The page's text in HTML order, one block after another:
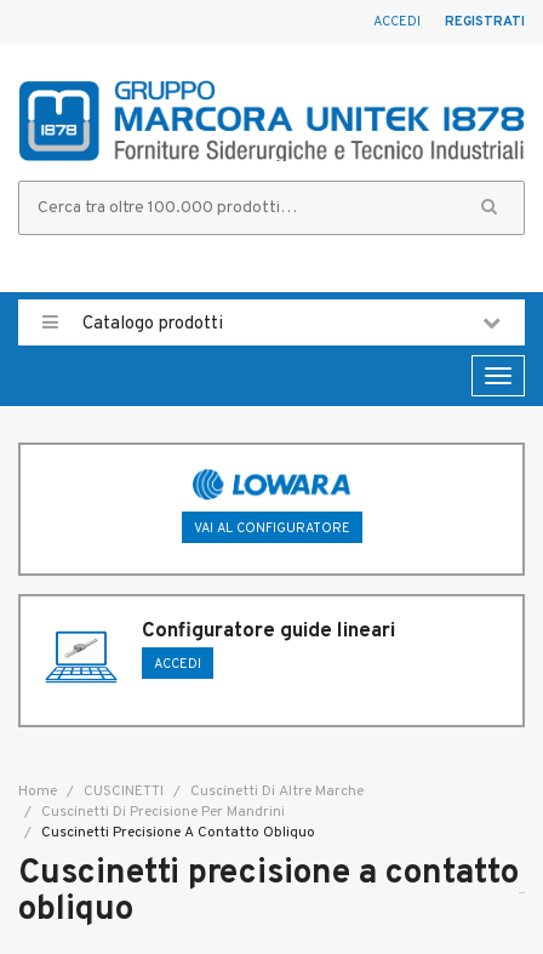
REGISTRATI
ACCEDI
Catalogo prodotti
VAI AL CONFIGURATORE
Configuratore guide lineari
ACCEDI
Home CUSCINETTI
Cuscinetti Di Altre Marche
Cuscinetti Di Precisione Per Mandrini
Cuscinetti Precisione A Contatto Obliquo
Cuscinetti precisione a contatto
obliquo